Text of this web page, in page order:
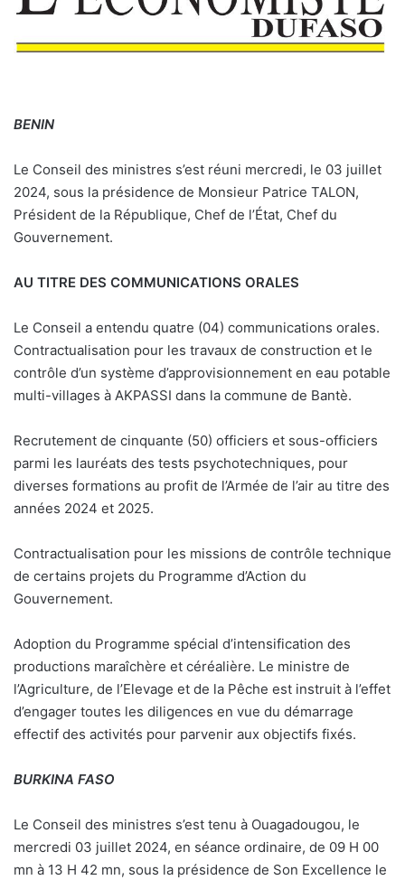
BENIN
Le Conseil des ministres s’est réuni mercredi, le 03 juillet
2024, sous la présidence de Monsieur Patrice TALON,
Président de la République, Chef de l’État, Chef du
Gouvernement.
AU TITRE DES COMMUNICATIONS ORALES
Le Conseil a entendu quatre (04) communications orales.
Contractualisation pour les travaux de construction et le
contrôle d’un système d’approvisionnement en eau potable
multi-villages à AKPASSI dans la commune de Bantè.
Recrutement de cinquante (50) officiers et sous-officiers
parmi les lauréats des tests psychotechniques, pour
diverses formations au profit de l’Armée de l’air au titre des
années 2024 et 2025.
Contractualisation pour les missions de contrôle technique
de certains projets du Programme d’Action du
Gouvernement.
Adoption du Programme spécial d’intensification des
productions maraîchère et céréalière. Le ministre de
l’Agriculture, de l’Elevage et de la Pêche est instruit à l’effet
d’engager toutes les diligences en vue du démarrage
effectif des activités pour parvenir aux objectifs fixés.
BURKINA FASO
Le Conseil des ministres s’est tenu à Ouagadougou, le
mercredi 03 juillet 2024, en séance ordinaire, de 09 H 00
mn à 13 H 42 mn, sous la présidence de Son Excellence le